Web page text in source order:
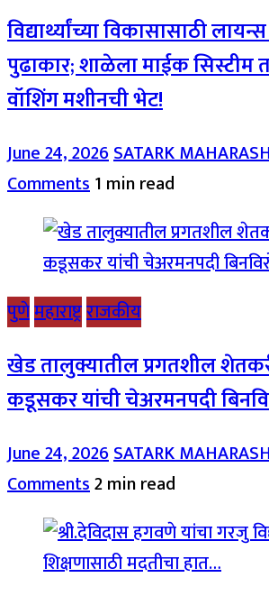
विद्यार्थ्यांच्या विकासासाठी
पुढाकार; शाळेला माईक सिस्टीम
वॉशिंग मशीनची भेट!
June 24, 2026SATARK
Comments1 min read
पुणेमहाराष्ट्रराजकीय
खेड तालुक्यातील प्रगतशील
कडूसकर यांची चेअरमनपदी
June 24, 2026SATARK
Comments2 min read